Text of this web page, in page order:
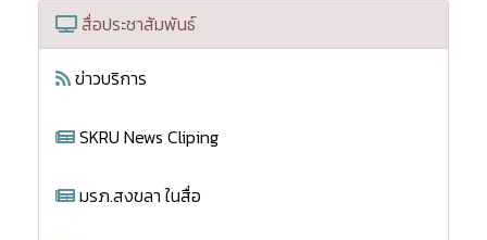
สื่อประชาสัมพันธ์
ข่าวบริการ
SKRU News Cliping
มรภ.สงขลา ในสื่อ